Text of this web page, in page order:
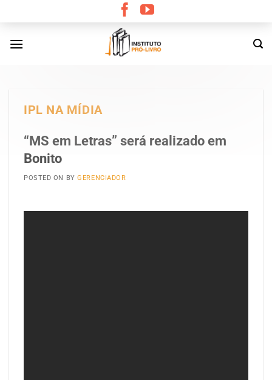
content
IPL NA MÍDIA
“MS em Letras” será realizado em
Bonito
POSTED ON BYGERENCIADOR